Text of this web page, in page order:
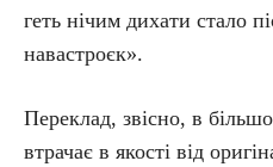
геть нічим дихати стало
навастроєк».
Переклад, звісно, в
втрачає в якості від